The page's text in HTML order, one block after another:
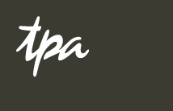
EN DE
Know-how